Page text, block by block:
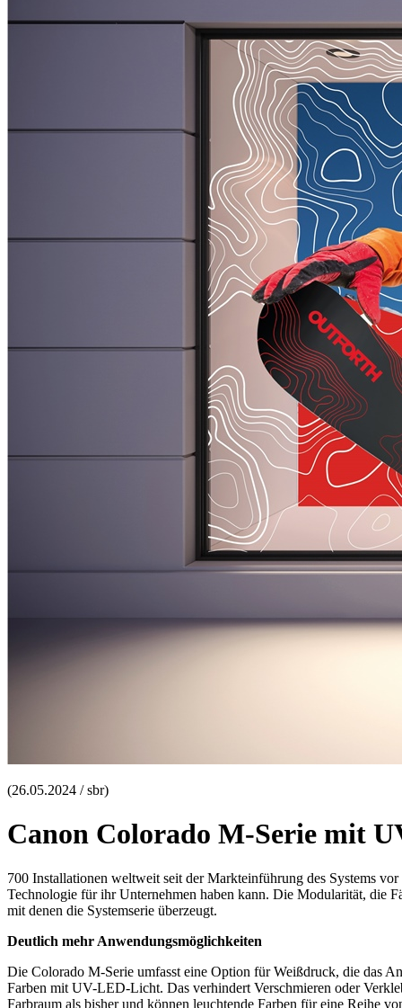
(26.05.2024 / sbr)
Canon Colorado M-Serie mit
700 Installationen weltweit seit der Markteinführung des Systems
Technologie für ihr Unternehmen haben kann. Die Modularität, die
mit denen die Systemserie überzeugt.
Deutlich mehr Anwendungsmöglichkeiten
Die Colorado M-Serie umfasst eine Option für Weißdruck, die das
Farben mit UV-LED-Licht. Das verhindert Verschmieren oder
Farbraum als bisher und können leuchtende Farben für eine Reihe